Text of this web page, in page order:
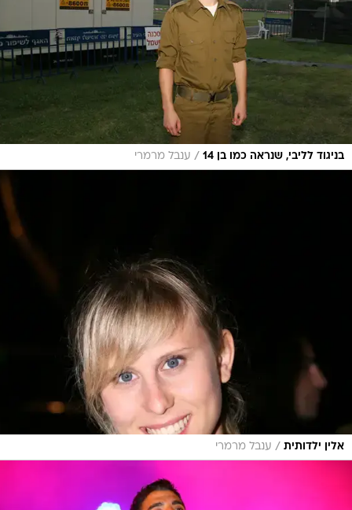
בניגוד לליבי, שנראה כמו בן 14 / ענבל מרמרי
אלין ילדותית / ענבל מרמרי